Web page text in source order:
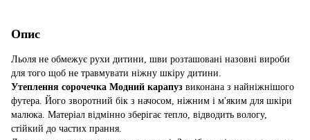
Опис
Льоля не обмежує рухи дитини, шви розташовані назовні вироби
для того щоб не травмувати ніжну шкіру дитини.
Утеплення сорочечка Модний карапуз виконана з найніжнішого
футера. Його зворотний бік з начосом, ніжним і м'яким для шкіри
малюка. Матеріал відмінно зберігає тепло, відводить вологу,
стійкий до частих прання.